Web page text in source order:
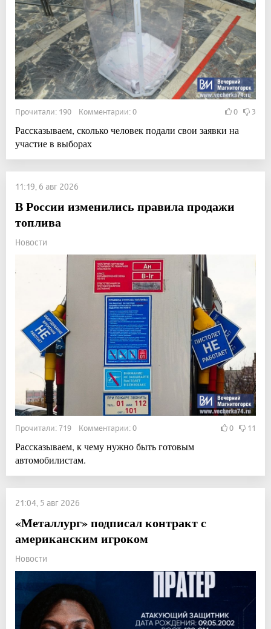
Прочитали: 190 Комментарии: 0 0 3
Рассказываем, сколько человек подали свои заявки на
участие в выборах
11:19, 6 авг 2026
В России изменились правила продажи
топлива
Новости
Прочитали: 719 Комментарии: 0 0 11
Рассказываем, к чему нужно быть готовым
автомобилистам.
21:04, 5 авг 2026
«Металлург» подписал контракт с
американским игроком
Новости